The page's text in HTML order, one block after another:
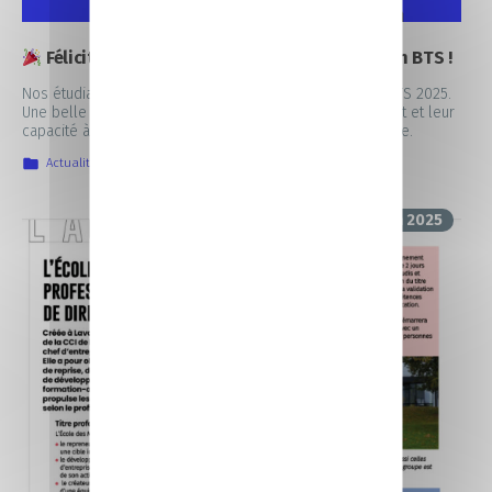
Félicitations à nos étudiants et apprentis en BTS !
Nos étudiants et apprentis ont brillamment réussi leur BTS 2025.
Une belle récompense pour leur travail, leur engagement et leur
capacité à concilier formation et expérience en entreprise.
Actualités
9 juin 2025